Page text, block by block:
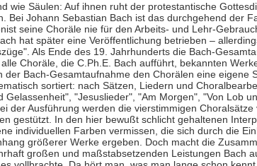
wie Säulen: Auf ihnen ruht der protestantische
Bei Johann Sebastian Bach ist das durchgehend der
seine Choräle nie für den Arbeits- und Lehr-
hat später eine Veröffentlichung betrieben –
Als Ende des 19. Jahrhunderts die Bach-
Choräle, die C.Ph.E. Bach aufführt, bekannten
der Bach-Gesamtaufnahme den Chorälen eine eigene
sortiert: nach Sätzen, Liedern und
Gelassenheit", "Jesuslieder", "Am Morgen", "Von Lob
der Ausführung werden die vierstimmigen
gestützt. In den hier bewußt schlicht gehaltenen
individuellen Farben vermissen, die sich durch die
größerer Werke ergeben. Doch macht die
großen und maßstabsetzenden Leistungen Bach